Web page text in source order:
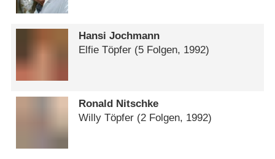
Hansi Jochmann
Elfie Töpfer (5 Folgen, 1992)
Ronald Nitschke
Willy Töpfer (2 Folgen, 1992)